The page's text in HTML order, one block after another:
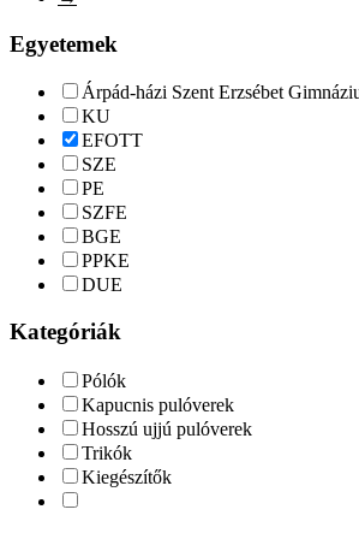
Egyetemek
Árpád-házi Szent Erzsébet
KU
EFOTT
SZE
PE
SZFE
BGE
PPKE
DUE
Kategóriák
Pólók
Kapucnis pulóverek
Hosszú ujjú pulóverek
Trikók
Kiegészítők